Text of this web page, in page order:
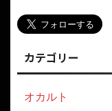
カテゴリー
オカルト